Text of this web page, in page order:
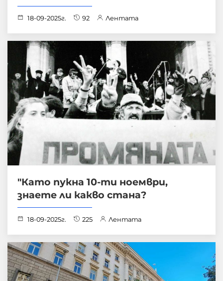
18-09-2025г. 92 Лентата
"Като пукна 10-ти ноември,
знаете ли какво стана?
18-09-2025г. 225 Лентата